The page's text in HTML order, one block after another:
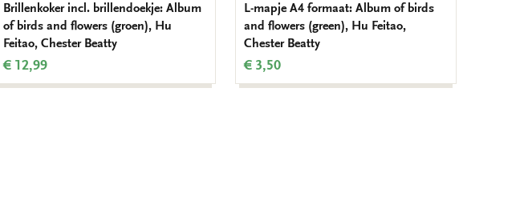
Brillenkoker incl. brillendoekje: Album
of birds and flowers (groen), Hu
Feitao, Chester Beatty
€ 12,99
L-mapje A4 formaat: Album of birds
and flowers (green), Hu Feitao,
Chester Beatty
€ 3,50